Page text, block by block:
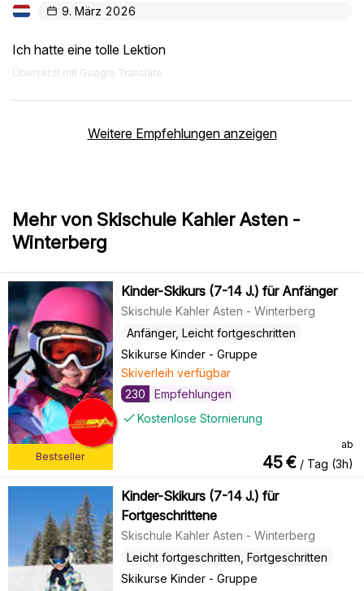
9. März 2026
Ich hatte eine tolle Lektion
Übersetzt mit Google Translate
Weitere Empfehlungen anzeigen
Mehr von Skischule Kahler Asten -
Winterberg
Bestseller
Kinder-Skikurs (7-14 J.) für Anfänger
Skischule Kahler Asten - Winterberg
Anfänger, Leicht fortgeschritten
Skikurse Kinder - Gruppe
Skiverleih verfügbar
230
Empfehlungen
Kostenlose Stornierung
ab
45€ / Tag (3h)
Kinder-Skikurs (7-14 J.) für
Fortgeschrittene
Skischule Kahler Asten - Winterberg
Leicht fortgeschritten, Fortgeschritten
Skikurse Kinder - Gruppe